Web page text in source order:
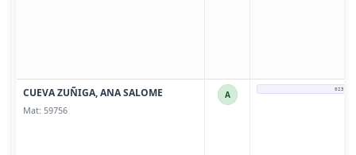
CUEVA ZUÑIGA, ANA SALOME
Mat: 59756
A 0237-